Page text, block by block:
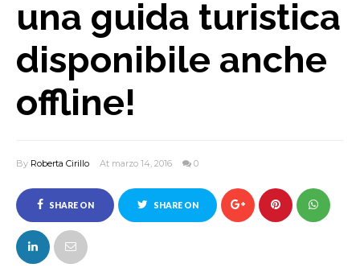
una guida turistica
disponibile anche
offline!
By Roberta Cirillo At marzo 14, 2016 0
SHARE ON
FACEBOOK
SHARE ON